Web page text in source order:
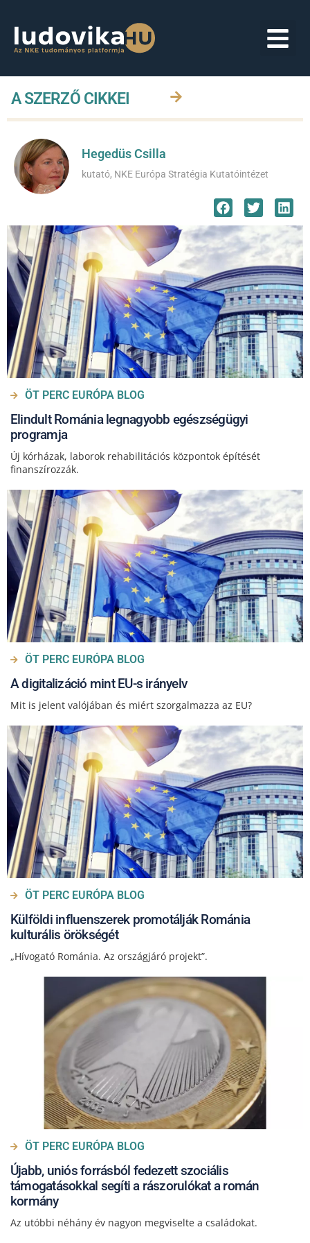
A SZERZŐ CIKKEI
Hegedüs Csilla
kutató, NKE Európa Stratégia Kutatóintézet
ÖT PERC EURÓPA BLOG
Elindult Románia legnagyobb egészségügyi
programja
Új kórházak, laborok rehabilitációs központok építését
finanszírozzák.
ÖT PERC EURÓPA BLOG
A digitalizáció mint EU-s irányelv
Mit is jelent valójában és miért szorgalmazza az EU?
ÖT PERC EURÓPA BLOG
Külföldi influenszerek promotálják Románia
kulturális örökségét
„Hívogató Románia. Az országjáró projekt”.
ÖT PERC EURÓPA BLOG
Újabb, uniós forrásból fedezett szociális
támogatásokkal segíti a rászorulókat a román
kormány
Az utóbbi néhány év nagyon megviselte a családokat.